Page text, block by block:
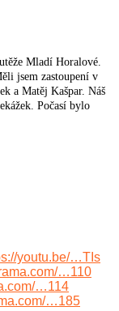
Mladí Horalové.
jsem zastoupení v
a Matěj Kašpar. Náš
Počasí bylo
youtu.be/…TIs
…110
…114
…185